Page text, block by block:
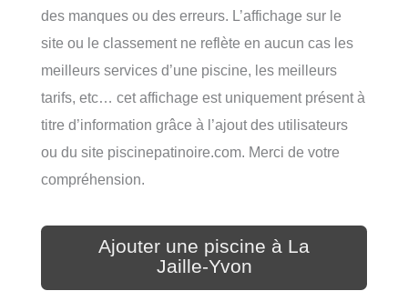
des manques ou des erreurs. L’affichage sur le
site ou le classement ne reflète en aucun cas les
meilleurs services d’une piscine, les meilleurs
tarifs, etc… cet affichage est uniquement présent à
titre d’information grâce à l’ajout des utilisateurs
ou du site piscinepatinoire.com. Merci de votre
compréhension.
Ajouter une piscine à La
Jaille-Yvon